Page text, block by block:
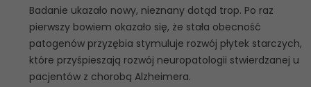
Badanie ukazało nowy, nieznany dotąd trop. Po raz
pierwszy bowiem okazało się, że stała obecność
patogenów przyzębia stymuluje rozwój płytek starczych,
które przyśpieszają rozwój neuropatologii stwierdzanej u
pacjentów z chorobą Alzheimera.